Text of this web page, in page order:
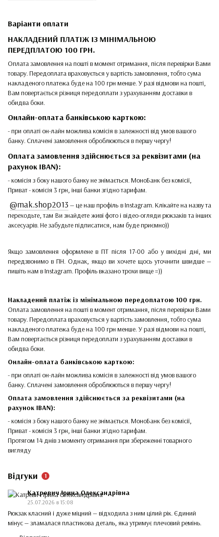
Варіанти оплати
НАКЛАДЕНИЙ ПЛАТІЖ ІЗ МІНІМАЛЬНОЮ
ПЕРЕДПЛАТОЮ 100 ГРН.
Оплата замовлення на пошті в момент отримання, після перевірки Вами
товару. Передоплата враховується у вартість замовлення, тобто сума
накладеного платежа буде на 100 грн менше. У разі відмови на пошті,
Вам повертається різниця передоплати з урахуванням доставки в
обидва боки.
Онлайн-оплата банківською карткою:
- при оплаті он-лайн можлива комісія в залежності від умов вашого
банку. Сплачені замовлення оброблюються в першу чергу!
Оплата замовлення здійснюється за реквізитами (на
рахунок IBAN):
- комісія з боку нашого банку не знімається. МоноБанк без комісії,
Приват - комісія 3 грн, інші банки згідно тарифам.
@mak.shop2013 — це наш профіль в Instagram. Клікайте на назву та
переходьте, там Ви знайдете живі фото і відео-огляди рюкзаків та інших
аксесуарів. Не забудьте підписатися, нам буде приємно))
Якщо замовлення оформлене в ПТ після 17-00 або у вихідні дні, ми
передзвонимо в ПН. Однак, якщо ви хочете щось уточнити швидше —
пишіть нам в Instagram. Профіль вказано трохи вище =))
Накладений платіж із мінімальною передоплатою 100 грн.
Оплата замовлення на пошті в момент отримання, після перевірки Вами
товару. Передоплата враховується у вартість замовлення, тобто сума
накладеного платежа буде на 100 грн менше. У разі відмови на пошті,
Вам повертається різниця передоплати з урахуванням доставки в
обидва боки.
Онлайн-оплата банківською карткою:
- при оплаті он-лайн можлива комісія в залежності від умов вашого
банку. Сплачені замовлення оброблюються в першу чергу!
Оплата замовлення здійснюється за реквізитами (на
рахунок IBAN):
- комісія з боку нашого банку не знімається. МоноБанк без комісії,
Приват - комісія 3 грн, інші банки згідно тарифам.
Протягом 14 днів з моменту отримання при збереженні товарного
вигляду
Відгуки 1
Катревич Ірина Олександрівна
25.07.2026 в 15:08
Рюкзак класний і дуже міцний — відходила з ним цілий рік. Єдиний
мінус — зламалася пластикова деталь, яка утримує плечовий ремінь.